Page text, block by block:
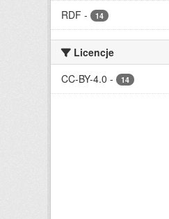
RDF - 14
Licencje
CC-BY-4.0 - 14